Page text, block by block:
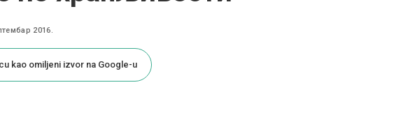
2016.
kao omiljeni izvor na Google-u